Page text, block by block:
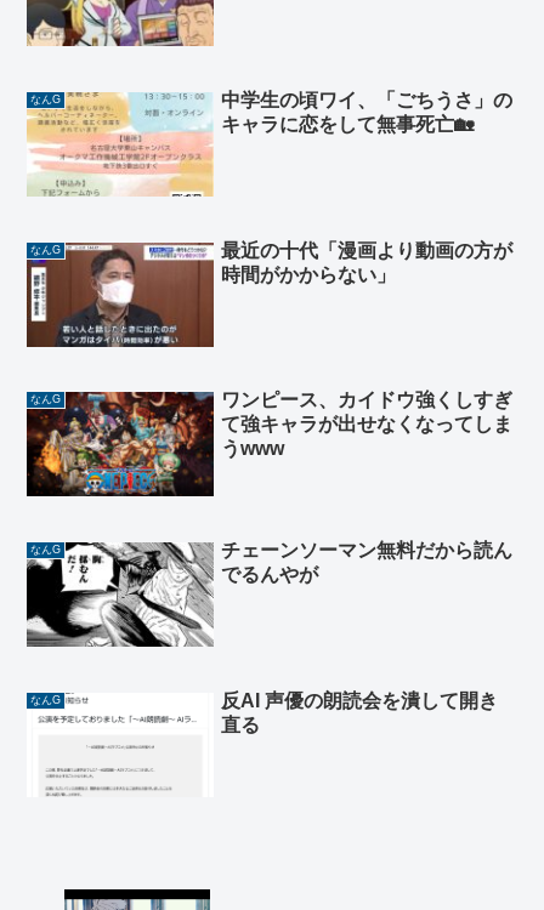
なんG
中学生の頃ワイ、「ごちうさ」の
キャラに恋をして無事死亡🏡
なんG
最近の十代「漫画より動画の方が
時間がかからない」
なんG
ワンピース、カイドウ強くしすぎ
て強キャラが出せなくなってしま
うwww
なんG
チェーンソーマン無料だから読ん
でるんやが
なんG
反AI 声優の朗読会を潰して開き
直る